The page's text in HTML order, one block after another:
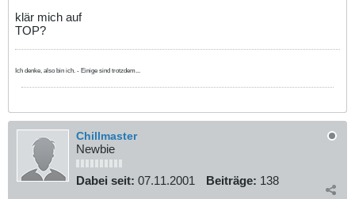
klär mich auf
TOP?
Ich denke, also bin ich. - Einige sind trotzdem...
Chillmaster
Newbie
Dabei seit: 07.11.2001 Beiträge: 138